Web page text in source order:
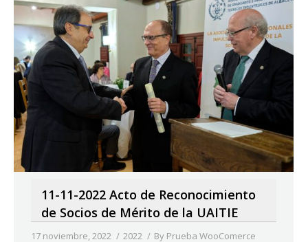
11-11-2022 Acto de Reconocimiento
de Socios de Mérito de la UAITIE
17 noviembre, 2022 2022 By Prueba WooComerce